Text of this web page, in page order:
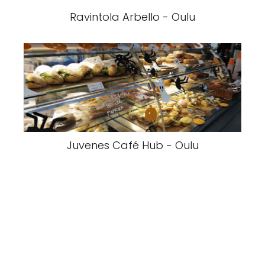
Ravintola Arbello - Oulu
Juvenes Café Hub - Oulu